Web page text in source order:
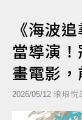
《海波
當導演
畫電影
2026/05/12 琅琅悅